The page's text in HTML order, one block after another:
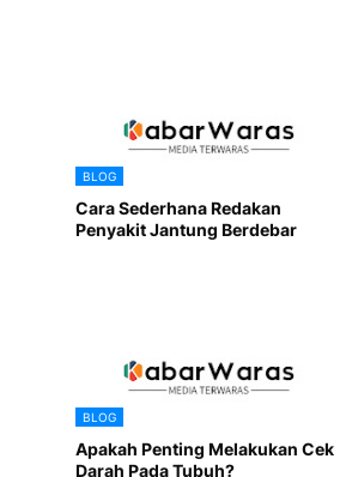
BLOG
Cara Sederhana Redakan
Penyakit Jantung Berdebar
BLOG
Apakah Penting Melakukan Cek
Darah Pada Tubuh?